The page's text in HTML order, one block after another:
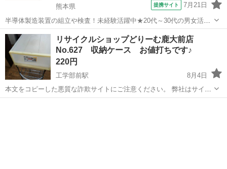
熊本県
提携サイト 7月21日
半導体製造装置の組立や検査！未経験活躍中★20代～30代の男女活躍
中★ワンルーム寮完備！赴任旅費会社負担！マイカー通勤OK！無料駐
車場あり！正社員登用あり！《熊本県菊池郡大津町》 人気の工場のお
仕事 ◇半導体製造装置の組立...
熊本 その他
リサイクルショップどりーむ鹿大前店
No.627 収納ケース お値打ちです♪
220円
工学部前駅
8月4日
本文をコピーした悪質な詐欺サイトにご注意ください。 弊社はサイト
内でのクレジット決済や銀行振り込みを致しておりません。 リサイク